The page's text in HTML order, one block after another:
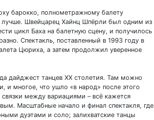
барокко, полнометражному балету
лучше. Швейцарец Хайнц Шпёрли был одним из
цикл Баха на балетную сцену, и получилось
Спектакль, поставленный в 1993 году в
Цюриха, а затем продолжил уверенное
дайджест танцев XX столетия. Там можно
и многое, что ушло «в народ» после этого
между вариациями – всё кажется
Масштабные начало и финал спектакля, где
дуэтами и соло; залихватские танцы